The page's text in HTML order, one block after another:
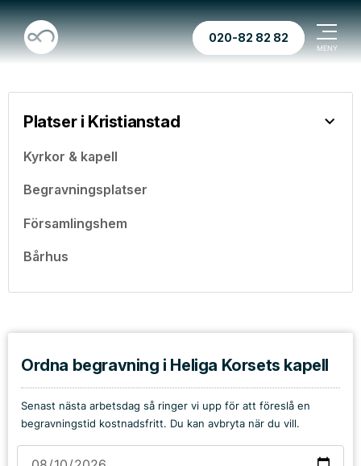
020-82 82 82
Platser i Kristianstad
Kyrkor & kapell
Begravningsplatser
Församlingshem
Bårhus
Ordna begravning i Heliga Korsets kapell
Senast nästa arbetsdag så ringer vi upp för att föreslå en
begravningstid kostnadsfritt. Du kan avbryta när du vill.